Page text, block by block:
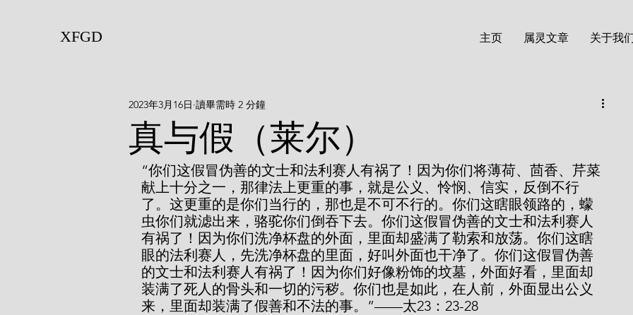
XFGD 主页 属灵文章 关于我
真与假（莱尔）
2023年3月16日 讀畢需時 2 分鐘
“你们这假冒伪善的文士和法利赛人有祸了！因为你们将薄荷、茴香、芹菜
献上十分之一，那律法上更重的事，就是公义、怜悯、信实，反倒不行
了。这更重的是你们当行的，那也是不可不行的。你们这瞎眼领路的，蠓
虫你们就滤出来，骆驼你们倒吞下去。你们这假冒伪善的文士和法利赛人
有祸了！因为你们洗净杯盘的外面，里面却盛满了勒索和放荡。你们这瞎
眼的法利赛人，先洗净杯盘的里面，好叫外面也干净了。你们这假冒伪善
的文士和法利赛人有祸了！因为你们好像粉饰的坟墓，外面好看，里面却
装满了死人的骨头和一切的污秽。你们也是如此，在人前，外面显出公义
来，里面却装满了假善和不法的事。”——太23：23-28